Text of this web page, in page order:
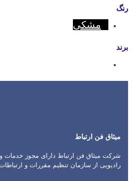
رنگ
مشکی
برند
میثاق فن ارتباط
شرکت میثاق فن ارتباط دارای مجوز خدمات
رادیویی از سازمان تنظیم مقررات و